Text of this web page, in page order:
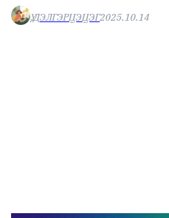
Ү.ДЭЛГЭРЦЭЦЭГ2025.10.14